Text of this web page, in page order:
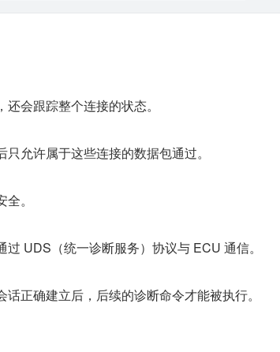
会跟踪整个连接的状态。
允许属于这些连接的数据包通过。
。
UDS（统一诊断服务）协议与 ECU 通信。
正确建立后，后续的诊断命令才能被执行。